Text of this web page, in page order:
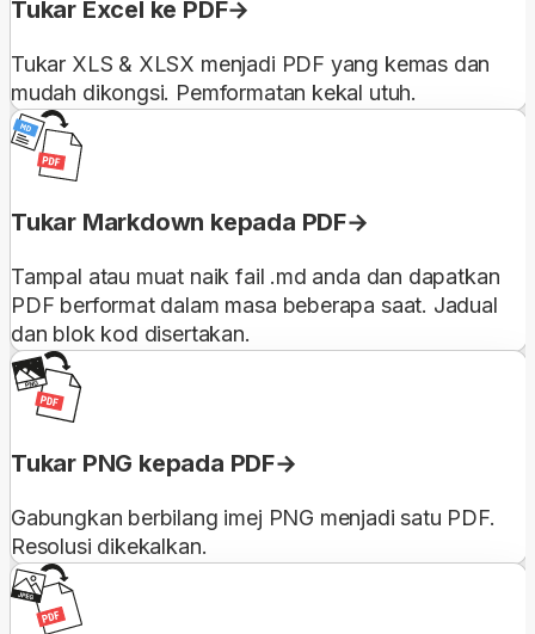
Tukar Excel ke PDF
Tukar XLS & XLSX menjadi PDF yang kemas dan
mudah dikongsi. Pemformatan kekal utuh.
Tukar Markdown kepada PDF
Tampal atau muat naik fail .md anda dan dapatkan
PDF berformat dalam masa beberapa saat. Jadual
dan blok kod disertakan.
Tukar PNG kepada PDF
Gabungkan berbilang imej PNG menjadi satu PDF.
Resolusi dikekalkan.